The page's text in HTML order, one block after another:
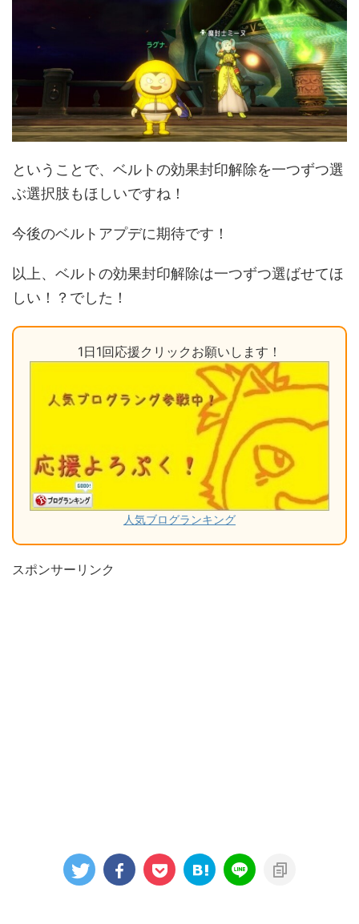
ということで、ベルトの効果封印解除を一つずつ選
ぶ選択肢もほしいですね！
今後のベルトアプデに期待です！
以上、ベルトの効果封印解除は一つずつ選ばせてほ
しい！？でした！
1日1回応援クリックお願いします！
人気ブログランキング
スポンサーリンク